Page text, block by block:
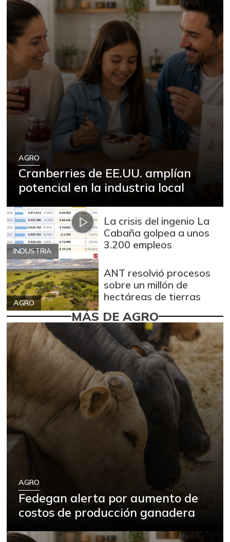
AGRO
Cranberries de EE.UU. amplían
potencial en la industria local
INDUSTRIA
La crisis del ingenio La
Cabaña golpea a unos
3.200 empleos
AGRO
ANT resolvió procesos
sobre un millón de
hectáreas de tierras
MÁS DE AGRO
AGRO
Fedegan alerta por aumento de
costos de producción ganadera